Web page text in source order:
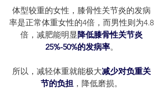
体型较重的女性，膝骨性关节炎的发病
率是正常体重女性的4倍，而男性则为4.8
倍，减肥能明显 降低膝骨性关节炎
25%-50%的发病率。
所以，减轻体重就能极大减少对负重关
节的负担 ，降低磨损。